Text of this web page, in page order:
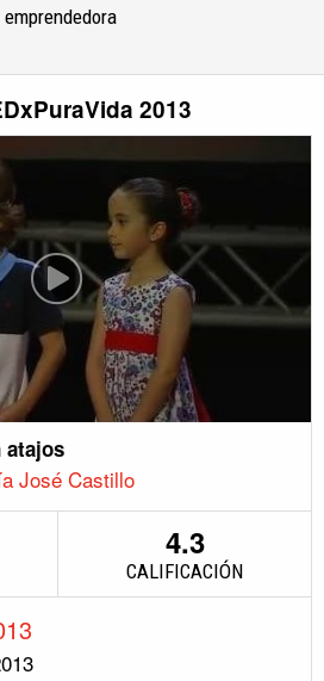
2013
atajos
José Castillo
4.3
CALIFICACIÓN